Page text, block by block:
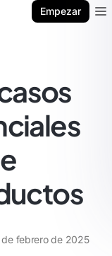
Empezar
de febrero de 2025